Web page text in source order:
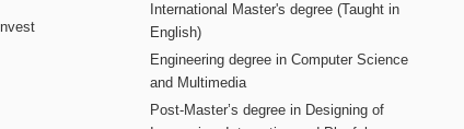
International Master's degree (Taught in
English)
Engineering degree in Computer Science
and Multimedia
Post-Master’s degree in Designing of